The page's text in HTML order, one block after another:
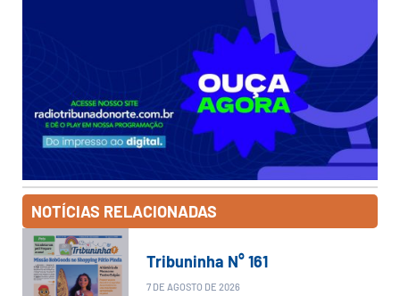
NOTÍCIAS RELACIONADAS
Tribuninha N° 161
7 DE AGOSTO DE 2026